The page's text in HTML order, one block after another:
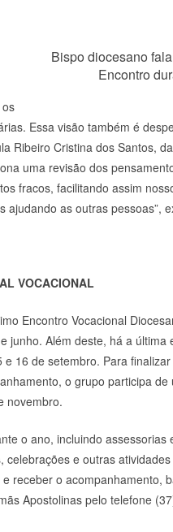
Bispo diocesano
Encontro
Essa visão também é
Ribeiro Cristina dos Santos,
uma revisão dos
fracos, facilitando assim
as outras pessoas”,
VOCACIONAL
Encontro Vocacional
junho. Além deste, há a última
e 16 de setembro. Para
o grupo participa
novembro.
o ano, incluindo assessorias
e outras
receber o acompanhamento,
Apostolinas pelo telefone